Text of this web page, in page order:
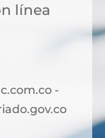
línea
-